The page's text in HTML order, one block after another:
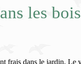
les bois
frais dans le jardin. Le